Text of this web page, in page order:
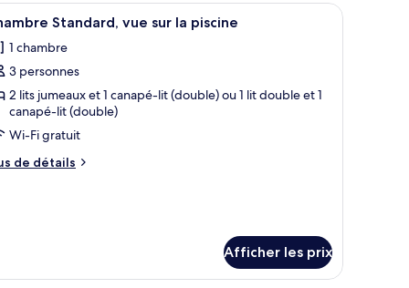
une table de chevet, une lampe, une télévision et un bureau avec une
Une chambre d’hôtel avec un grand lit, un
3 Standard, vue sur la piscine
1 chambre
3 personnes
2 lits jumeaux et 1 canapé-lit (double) ou 1 lit double et 1
canapé-lit (double)
Wi-Fi gratuit
de détails
Afficher les prix